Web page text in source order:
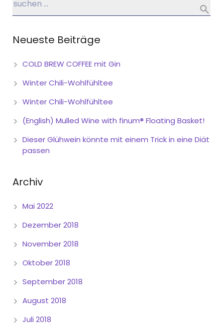
Neueste Beiträge
COLD BREW COFFEE mit Gin
Winter Chili-Wohlfühltee
Winter Chili-Wohlfühltee
(English) Mulled Wine with finum® Floating Basket!
Dieser Glühwein könnte mit einem Trick in eine Diät
passen
Archiv
Mai 2022
Dezember 2018
November 2018
Oktober 2018
September 2018
August 2018
Juli 2018